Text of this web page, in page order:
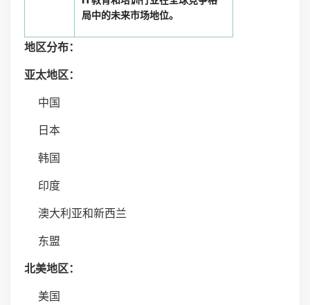
局中的未来市场地位。
地区分布：
亚太地区：
中国
日本
韩国
印度
澳大利亚和新西兰
东盟
北美地区：
美国